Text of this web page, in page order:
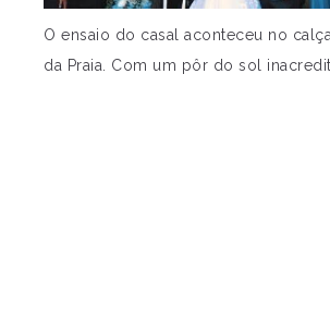
O ensaio do casal aconteceu no
da Praia. Com um pôr do sol